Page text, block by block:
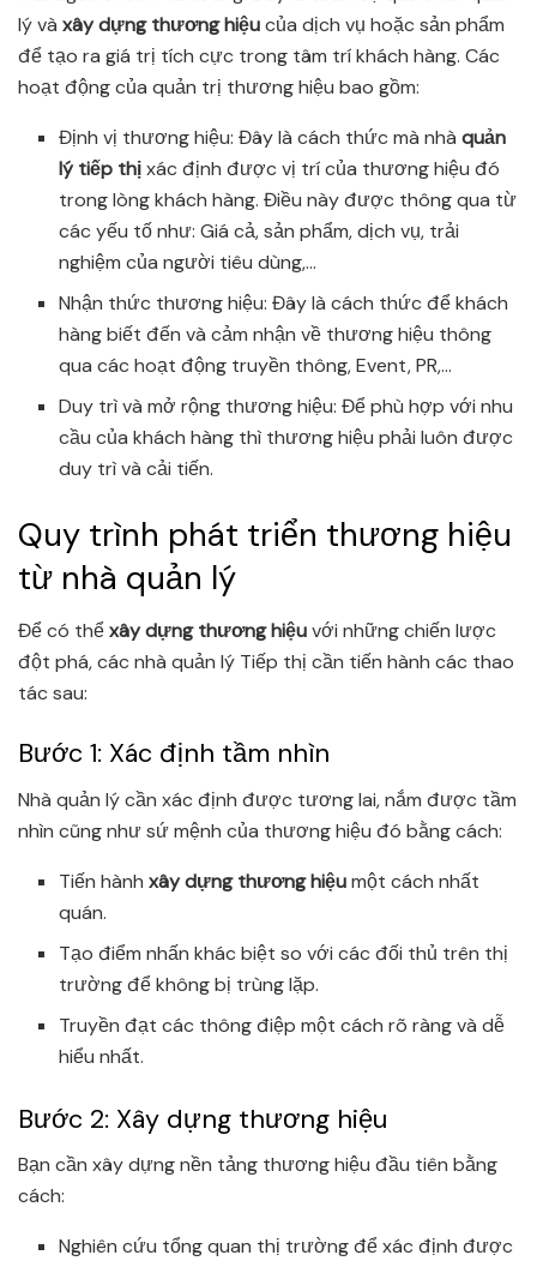
lý và xây dựng thương hiệucủa dịch vụ hoặc sản phẩm
để tạo ra giá trị tích cực trong tâm trí khách hàng. Các
hoạt động của quản trị thương hiệu bao gồm:
Định vị thương hiệu: Đây là cách thức mà nhàquản
lý tiếp thịxác định được vị trí của thương hiệu đó
trong lòng khách hàng. Điều này được thông qua từ
các yếu tố như: Giá cả, sản phẩm, dịch vụ, trải
nghiệm của người tiêu dùng,…
Nhận thức thương hiệu: Đây là cách thức để khách
hàng biết đến và cảm nhận về thương hiệu thông
qua các hoạt động truyền thông, Event, PR,…
Duy trì và mở rộng thương hiệu: Để phù hợp với nhu
cầu của khách hàng thì thương hiệu phải luôn được
duy trì và cải tiến.
Quy trình phát triển thương hiệu
từ nhà quản lý
Để có thểxây dựng thương hiệuvới những chiến lược
đột phá, các nhà quản lý Tiếp thị cần tiến hành các thao
tác sau:
Bước 1: Xác định tầm nhìn
Nhà quản lý cần xác định được tương lai, nắm được tầm
nhìn cũng như sứ mệnh của thương hiệu đó bằng cách:
Tiến hànhxây dựng thương hiệumột cách nhất
quán.
Tạo điểm nhấn khác biệt so với các đối thủ trên thị
trường để không bị trùng lặp.
Truyền đạt các thông điệp một cách rõ ràng và dễ
hiểu nhất.
Bước 2: Xây dựng thương hiệu
Bạn cần xây dựng nền tảng thương hiệu đầu tiên bằng
cách:
Nghiên cứu tổng quan thị trường để xác định được